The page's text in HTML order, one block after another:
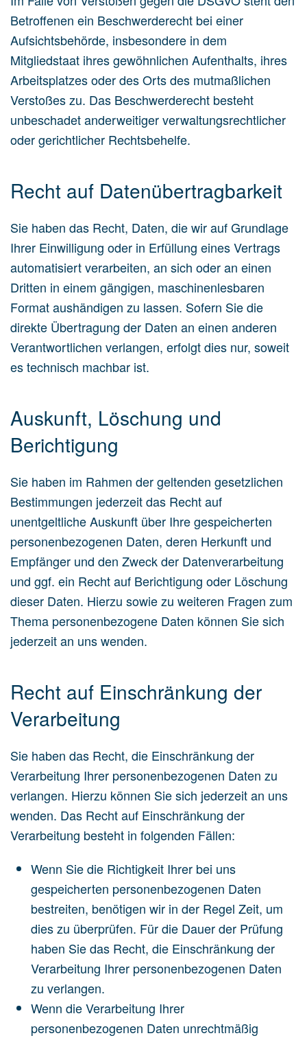
Betroffenen ein Beschwerderecht bei einer
Aufsichtsbehörde, insbesondere in dem
Mitgliedstaat ihres gewöhnlichen Aufenthalts, ihres
Arbeitsplatzes oder des Orts des mutmaßlichen
Verstoßes zu. Das Beschwerderecht besteht
unbeschadet anderweitiger verwaltungsrechtlicher
oder gerichtlicher Rechtsbehelfe.
Recht auf Daten­übertrag­barkeit
Sie haben das Recht, Daten, die wir auf Grundlage
Ihrer Einwilligung oder in Erfüllung eines Vertrags
automatisiert verarbeiten, an sich oder an einen
Dritten in einem gängigen, maschinenlesbaren
Format aushändigen zu lassen. Sofern Sie die
direkte Übertragung der Daten an einen anderen
Verantwortlichen verlangen, erfolgt dies nur, soweit
es technisch machbar ist.
Auskunft, Löschung und
Berichtigung
Sie haben im Rahmen der geltenden gesetzlichen
Bestimmungen jederzeit das Recht auf
unentgeltliche Auskunft über Ihre gespeicherten
personenbezogenen Daten, deren Herkunft und
Empfänger und den Zweck der Datenverarbeitung
und ggf. ein Recht auf Berichtigung oder Löschung
dieser Daten. Hierzu sowie zu weiteren Fragen zum
Thema personenbezogene Daten können Sie sich
jederzeit an uns wenden.
Recht auf Einschränkung der
Verarbeitung
Sie haben das Recht, die Einschränkung der
Verarbeitung Ihrer personenbezogenen Daten zu
verlangen. Hierzu können Sie sich jederzeit an uns
wenden. Das Recht auf Einschränkung der
Verarbeitung besteht in folgenden Fällen:
Wenn Sie die Richtigkeit Ihrer bei uns
gespeicherten personenbezogenen Daten
bestreiten, benötigen wir in der Regel Zeit, um
dies zu überprüfen. Für die Dauer der Prüfung
haben Sie das Recht, die Einschränkung der
Verarbeitung Ihrer personenbezogenen Daten
zu verlangen.
Wenn die Verarbeitung Ihrer
personenbezogenen Daten unrechtmäßig